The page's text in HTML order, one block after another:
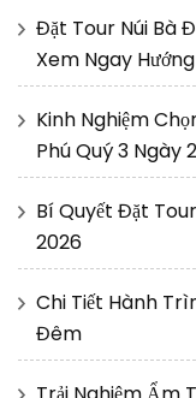
Đặt Tour Núi Bà
Xem Ngay
Kinh Nghiệm
Phú Quý 3 Ngày
Bí Quyết Đặt
2026
Chi Tiết Hành
Đêm